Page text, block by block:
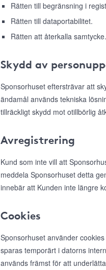
Rätten till begränsning i
Rätten till dataportabilitet.
Rätten att återkalla samtycke.
Skydd av
Sponsorhuset eftersträvar att
ändamål används tekniska
tillräckligt skydd mot otillbörlig
Avregistrering
Kund som inte vill att
meddela Sponsorhuset detta
innebär att Kunden inte längre
Cookies
Sponsorhuset använder
sparas temporärt i datorns
används främst för att